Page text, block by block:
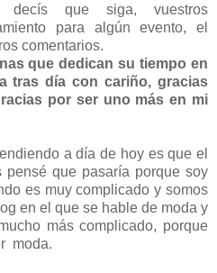
que siga, vuestros
para algún evento, el
comentarios.
que dedican su tiempo en
tras día con cariño, gracias
por ser uno más en mi
a día de hoy es que el
pensé que pasaría porque soy
es muy complicado y somos
en el que se hable de moda y
más complicado, porque
moda.